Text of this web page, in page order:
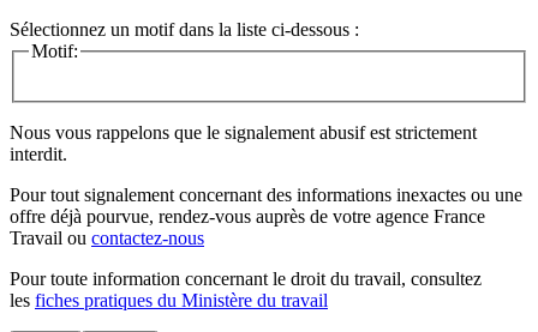
Sélectionnez un motif dans la liste ci-dessous :
Motif:
Nous vous rappelons que le signalement abusif est strictement
interdit.
Pour tout signalement concernant des informations inexactes ou une
offre déjà pourvue, rendez-vous auprès de votre agence France
Travail ou contactez-nous
Pour toute information concernant le droit du travail, consultez
les fiches pratiques du Ministère du travail